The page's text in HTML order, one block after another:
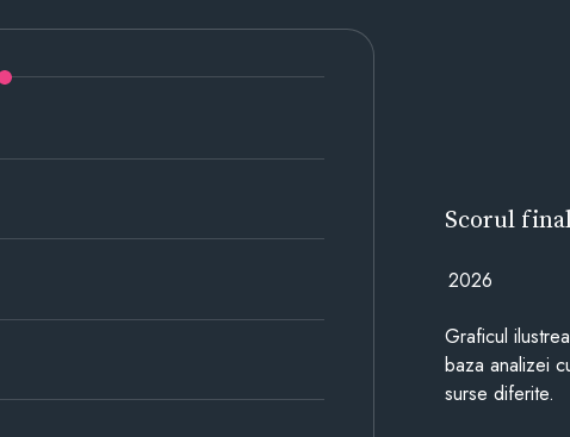
Scorul
2026
Graficul
baza analizei
surse diferite.